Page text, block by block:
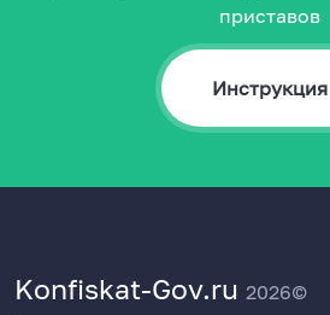
приставов
Инструкция
Konfiskat-Gov.ru 2026©